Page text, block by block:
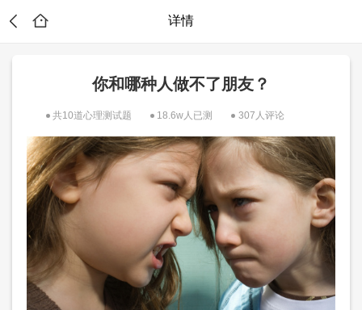
详情
你和哪种人做不了朋友？
共10道心理测试题 18.6w人已测 307人评论